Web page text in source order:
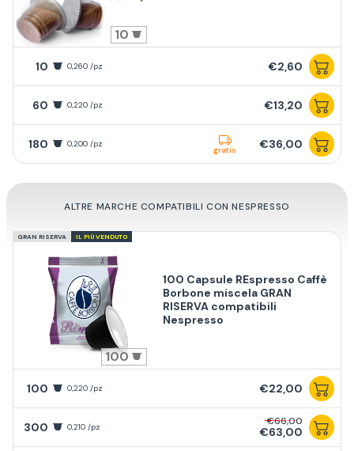
10
10 0,260 /pz €2,60
60 0,220 /pz €13,20
180 0,200 /pz
gratis €36,00
ALTRE MARCHE COMPATIBILI CON NESPRESSO
GRAN RISERVA IL PIÙ VENDUTO
100
100 Capsule REspresso Caffè
Borbone miscela GRAN
RISERVA compatibili
Nespresso
100 0,220 /pz €22,00
300 0,210 /pz €66,00
€63,00